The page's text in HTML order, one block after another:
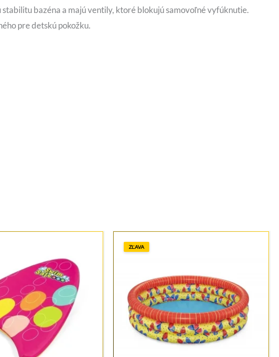
bazéna a majú ventily, ktoré blokujú samovoľné vyfúknutie.
pre detskú pokožku.
ZĽAVA